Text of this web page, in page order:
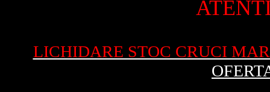
LICHIDARE STOC CRUCI